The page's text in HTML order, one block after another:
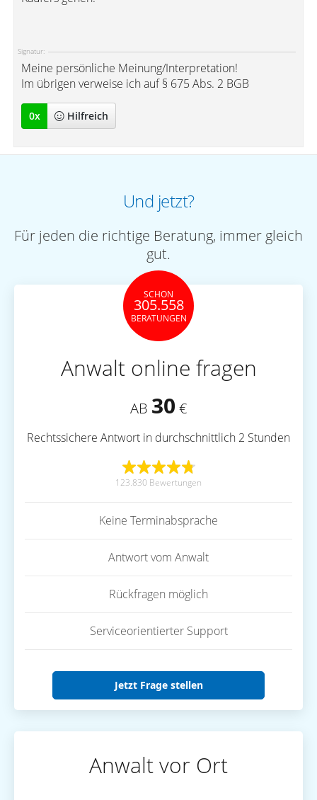
Signatur:
Meine persönliche Meinung/Interpretation!
Im übrigen verweise ich auf § 675 Abs. 2 BGB
0x Hilfreich
Und jetzt?
Für jeden die richtige Beratung, immer gleich
gut.
SCHON
305.558
BERATUNGEN
Anwalt online fragen
AB 30 €
Rechtssichere Antwort in durchschnittlich 2 Stunden
123.830 Bewertungen
Keine Terminabsprache
Antwort vom Anwalt
Rückfragen möglich
Serviceorientierter Support
Jetzt Frage stellen
Anwalt vor Ort